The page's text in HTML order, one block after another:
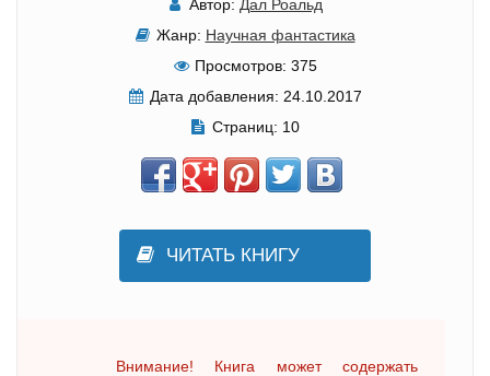
Автор: Дал Роальд
Жанр: Научная фантастика
Просмотров: 375
Дата добавления: 24.10.2017
Страниц: 10
ЧИТАТЬ КНИГУ
Внимание! Книга может содержать